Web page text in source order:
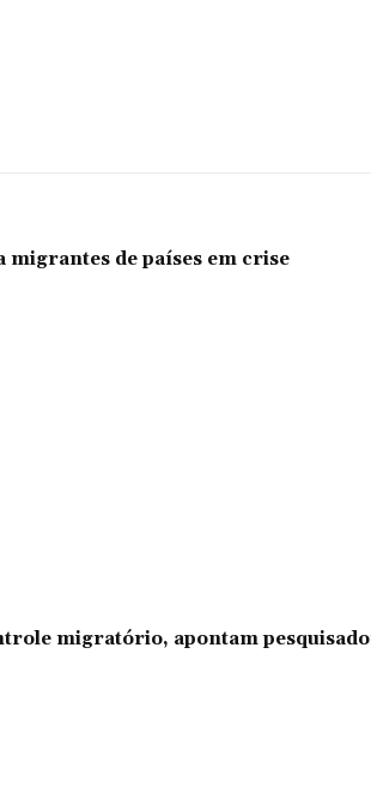
migrantes de países em crise
migratório, apontam